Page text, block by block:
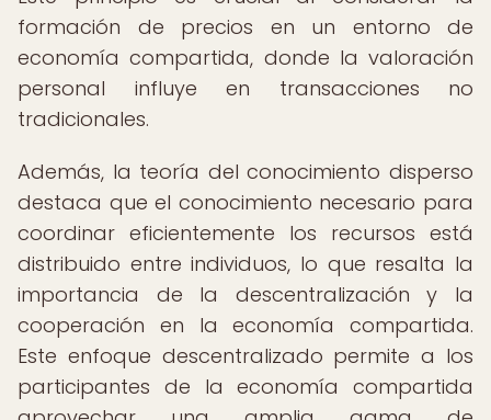
formación de precios en un entorno de
economía compartida, donde la valoración
personal influye en transacciones no
tradicionales.
Además, la teoría del conocimiento disperso
destaca que el conocimiento necesario para
coordinar eficientemente los recursos está
distribuido entre individuos, lo que resalta la
importancia de la descentralización y la
cooperación en la economía compartida.
Este enfoque descentralizado permite a los
participantes de la economía compartida